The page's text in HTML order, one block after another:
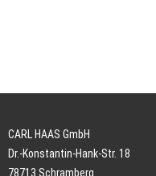
CARL HAAS GmbH
Dr.-Konstantin-Hank-Str. 18
78713 Schramberg